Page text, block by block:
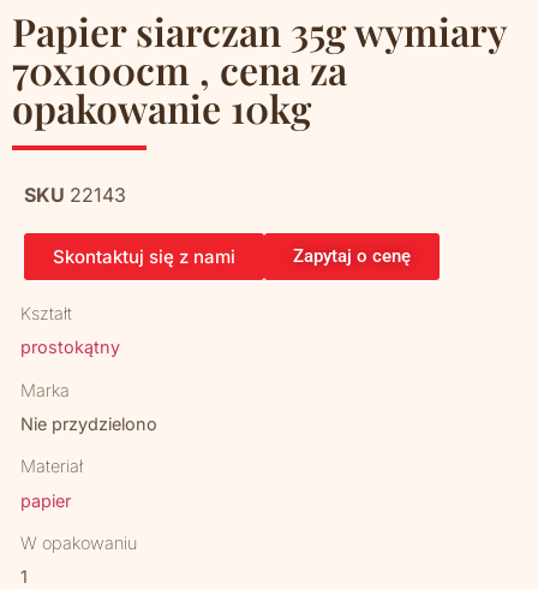
Papier siarczan 35g wymiary
70x100cm , cena za
opakowanie 10kg
SKU 22143
Skontaktuj się z nami Zapytaj o cenę
Kształt
prostokątny
Marka
Nie przydzielono
Materiał
papier
W opakowaniu
1